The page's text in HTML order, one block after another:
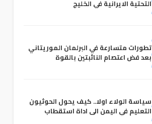
التحتية الايرانية في الخليج
تطورات متسارعة في البرلمان الموريتاني
بعد فض اعتصام النائبتين بالقوة
سياسة الولاء اولا.. كيف يحول الحوثيون
التعليم في اليمن الى اداة استقطاب